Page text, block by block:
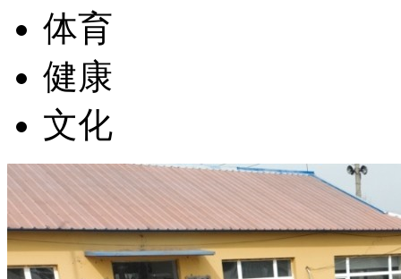
体育
健康
文化